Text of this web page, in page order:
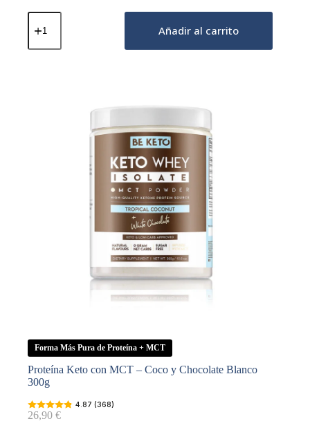
Proteína
Isolada
–
Añadir al carrito
Forma Más Pura de Proteína + MCT
Proteína Keto con MCT – Coco y Chocolate Blanco
300g
4.87 (368)
26,90 €